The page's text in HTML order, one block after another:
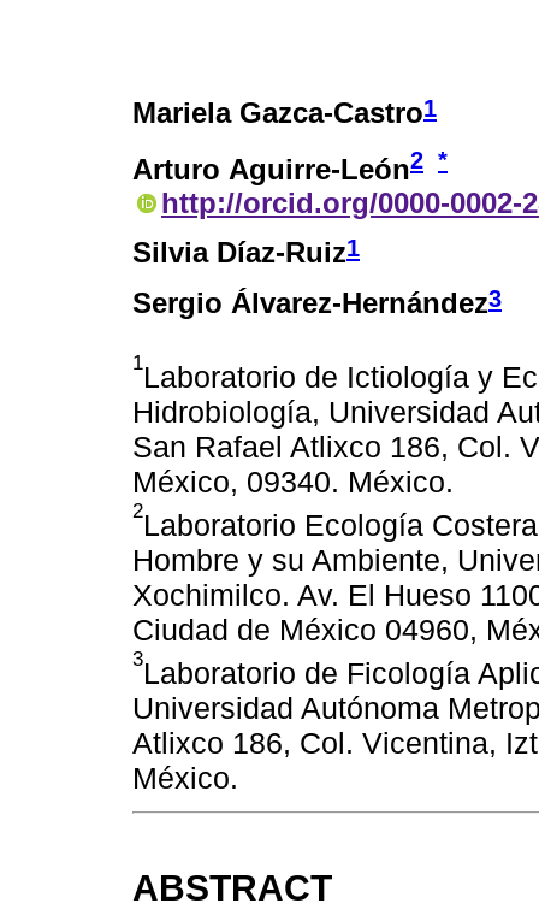
Mariela Gazca-Castro1
Arturo Aguirre-León2 *
http://orcid.org/0000-0002-
Silvia Díaz-Ruiz1
Sergio Álvarez-Hernández3
1Laboratorio de Ictiología y
Hidrobiología, Universidad
San Rafael Atlixco 186, Col.
México, 09340. México.
2Laboratorio Ecología
Hombre y su Ambiente,
Xochimilco. Av. El Hueso
Ciudad de México 04960,
3Laboratorio de Ficología
Universidad Autónoma
Atlixco 186, Col. Vicentina,
México.
ABSTRACT